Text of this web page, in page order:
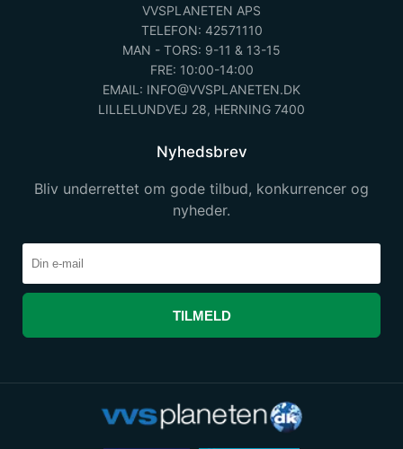
VVSPLANETEN APS
TELEFON: 42571110
MAN - TORS: 9-11 & 13-15
FRE: 10:00-14:00
EMAIL: INFO@VVSPLANETEN.DK
LILLELUNDVEJ 28, HERNING 7400
Nyhedsbrev
Bliv underrettet om gode tilbud, konkurrencer og
nyheder.
TILMELD